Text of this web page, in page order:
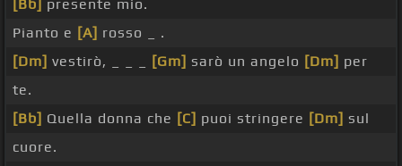
[Bb] presente mio.
Pianto e [A] rosso _ .
[Dm] vestirò, _ _ _ [Gm] sarò un angelo [Dm] per
te.
[Bb] Quella donna che [C] puoi stringere [Dm] sul
cuore.